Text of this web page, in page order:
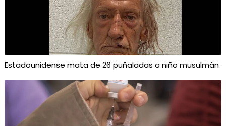
Estadounidense mata de 26 puñaladas a niño musulmán